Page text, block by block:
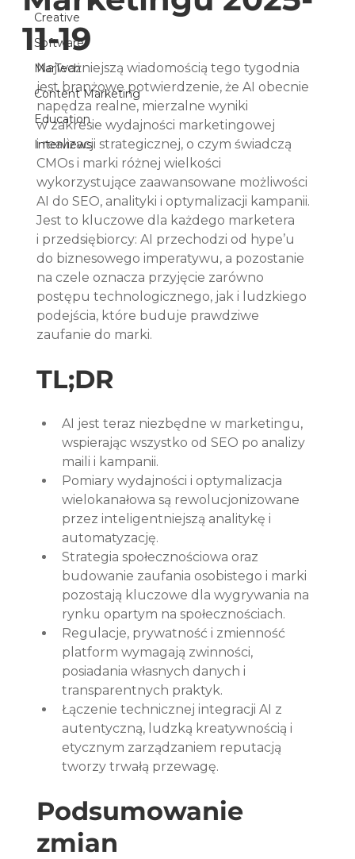
Creative
Software
MarTech
Content Marketing
Education
Interviews
11-19
Najważniejszą wiadomością tego tygodnia
jest branżowe potwierdzenie, że AI obecnie
napędza realne, mierzalne wyniki
w zakresie wydajności marketingowej
i realizacji strategicznej, o czym świadczą
CMOs i marki różnej wielkości
wykorzystujące zaawansowane możliwości
AI do SEO, analityki i optymalizacji kampanii.
Jest to kluczowe dla każdego marketera
i przedsiębiorcy: AI przechodzi od hype’u
do biznesowego imperatywu, a pozostanie
na czele oznacza przyjęcie zarówno
postępu technologicznego, jak i ludzkiego
podejścia, które buduje prawdziwe
zaufanie do marki.
TL;DR
AI jest teraz niezbędne w marketingu,
wspierając wszystko od SEO po analizy
maili i kampanii.
Pomiary wydajności i optymalizacja
wielokanałowa są rewolucjonizowane
przez inteligentniejszą analitykę i
automatyzację.
Strategia społecznościowa oraz
budowanie zaufania osobistego i marki
pozostają kluczowe dla wygrywania na
rynku opartym na społecznościach.
Regulacje, prywatność i zmienność
platform wymagają zwinności,
posiadania własnych danych i
transparentnych praktyk.
Łączenie technicznej integracji AI z
autentyczną, ludzką kreatywnością i
etycznym zarządzaniem reputacją
tworzy trwałą przewagę.
Podsumowanie
zmian